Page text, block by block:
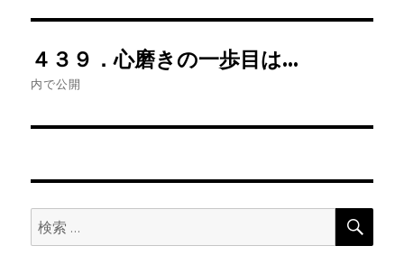
稿
ゲ
ー
４３９．心磨きの一歩目は…
内で公開
検
索:
検